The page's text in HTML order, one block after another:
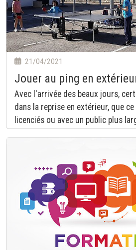
21/04/2021
Jouer au ping en
Avec l'arrivée des beaux jours,
dans la reprise en extérieur, que
licenciés ou avec un public plus